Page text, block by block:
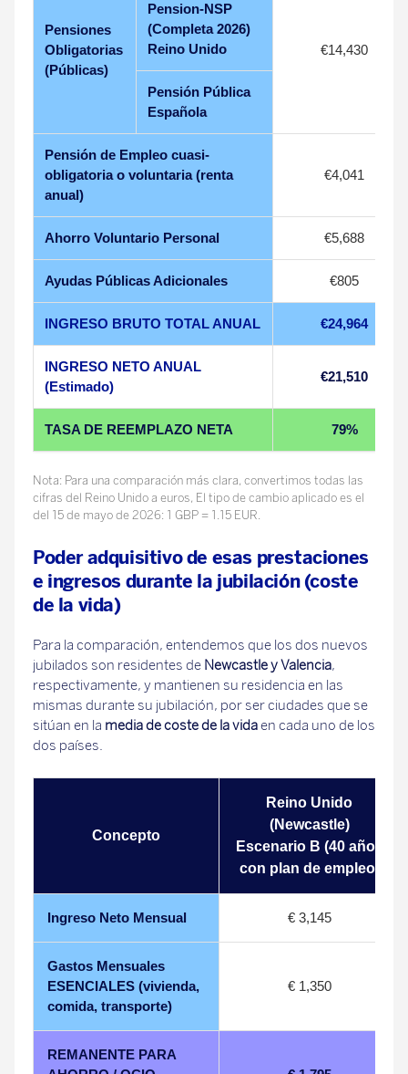
Pensiones
Obligatorias
(Públicas)
Pension-NSP
(Completa 2026)
Reino Unido
€14,430
Pensión Pública
Española
Pensión de Empleo cuasi-
obligatoria o voluntaria (renta
anual)
€4,041
Ahorro Voluntario Personal €5,688
Ayudas Públicas Adicionales €805
INGRESO BRUTO TOTAL ANUAL €24,964
INGRESO NETO ANUAL
(Estimado)
€21,510
TASA DE REEMPLAZO NETA 79%
Nota: Para una comparación más clara, convertimos todas las
cifras del Reino Unido a euros, El tipo de cambio aplicado es el
del 15 de mayo de 2026: 1 GBP = 1.15 EUR.
Poder adquisitivo de esas prestaciones
e ingresos durante la jubilación (coste
de la vida)
Para la comparación, entendemos que los dos nuevos
jubilados son residentes de Newcastle y Valencia,
respectivamente, y mantienen su residencia en las
mismas durante su jubilación, por ser ciudades que se
sitúan en la media de coste de la vidaen cada uno de los
dos países.
Concepto
Reino Unido
(Newcastle)
Escenario B (40 años
con plan de empleo)
Ingreso Neto Mensual € 3,145
Gastos Mensuales
ESENCIALES (vivienda,
comida, transporte)
€ 1,350
REMANENTE PARA